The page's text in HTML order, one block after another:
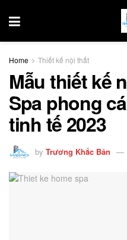
Home Thiết kế nội thất
Mẫu thiết kế
Spa phong
tinh tế 2023
by Trương Khắc Bản